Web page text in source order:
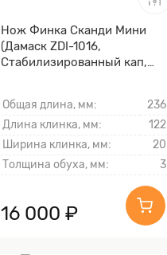
Нож Финка Сканди Мини
(Дамаск ZDI-1016,
Стабилизированный кап,
Общая длина, мм:
236
Длина клинка, мм:
122
Ширина клинка, мм:
20
Толщина обуха, мм:
3
16 000 ₽